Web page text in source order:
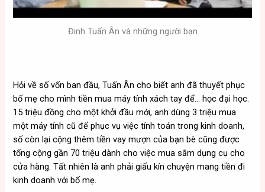
Đinh Tuấn Ân và những người bạn
Hỏi về số vốn ban đầu, Tuấn Ân cho biết anh đã thuyết phục
bố mẹ cho mình tiền mua máy tính xách tay để… học đại học.
15 triệu đồng cho một khởi đầu mới, anh dùng 3 triệu mua
một máy tính cũ để phục vụ việc tính toán trong kinh doanh,
số còn lại cộng thêm tiền vay mượn của bạn bè cũng được
tổng cộng gần 70 triệu dành cho việc mua sắm dụng cụ cho
cửa hàng. Tất nhiên là anh phải giấu kín chuyện mang tiền đi
kinh doanh với bố mẹ.